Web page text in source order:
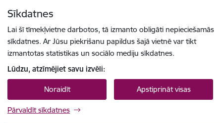
Sīkdatnes
Lai šī tīmekļvietne darbotos, tā izmanto obligāti nepieciešamās
sīkdatnes. Ar Jūsu piekrišanu papildus šajā vietnē var tikt
izmantotas statistikas un sociālo mediju sīkdatnes.
Lūdzu, atzīmējiet savu izvēli:
Noraidīt Apstiprināt visas
Pārvaldīt sīkdatnes